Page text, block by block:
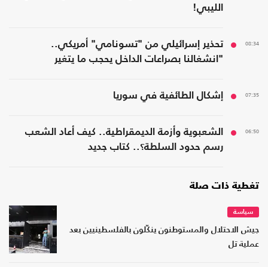
الليبي!
08:34
تحذير إسرائيلي من "تسونامي" أمريكي..
"انشغالنا بصراعات الداخل يحجب ما يتغير
07:35 إشكال الطائفية في سوريا
06:50
الشعبوية وأزمة الديمقراطية.. كيف أعاد الشعب
رسم حدود السلطة؟.. كتاب جديد
تغطية ذات صلة
سياسة
جيش الاحتلال والمستوطنون ينكّلون بالفلسطينيين بعد
عملية تل